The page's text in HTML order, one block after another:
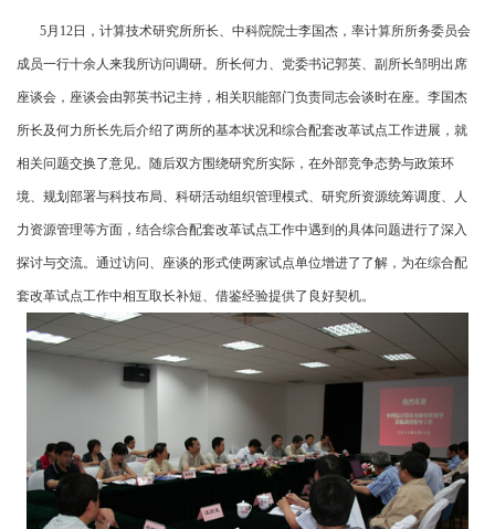
5月 12日，计算技术研究所所长、中科院院士李国杰，率计算所所务委员会
成员一行十余人来我所访问调研。所长何力、党委书记郭英、副所长邹明出席
座谈会，座谈会由郭英书记主持，相关职能部门负责同志会谈时在座。李国杰
所长及何力所长先后介绍了两所的基本状况和综合配套改革试点工作进展，就
相关问题交换了意见。随后双方围绕研究所实际，在外部竞争态势与政策环
境、规划部署与科技布局、科研活动组织管理模式、研究所资源统筹调度、人
力资源管理等方面，结合综合配套改革试点工作中遇到的具体问题进行了深入
探讨与交流。通过访问、座谈的形式使两家试点单位增进了了解，为在综合配
套改革试点工作中相互取长补短、借鉴经验提供了良好契机。